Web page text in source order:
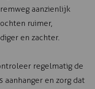
aanzienlijk
ruimer,
en zachter.
regelmatig de
aanhanger en zorg dat